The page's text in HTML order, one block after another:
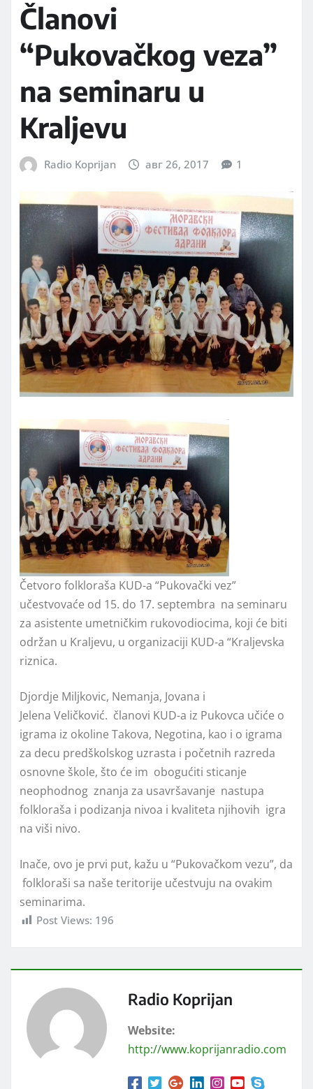
Članovi
“Pukovačkog veza”
na seminaru u
Kraljevu
Radio Koprijan авг 26, 2017 1
Četvoro folkloraša KUD-a “Pukovački vez”
učestvovaće od 15. do 17. septembra na seminaru
za asistente umetničkim rukovodiocima, koji će biti
održan u Kraljevu, u organizaciji KUD-a “Kraljevska
riznica.
Djordje Miljkovic, Nemanja, Jovana i
Jelena Veličković. članovi KUD-a iz Pukovca učiće o
igrama iz okoline Takova, Negotina, kao i o igrama
za decu predškolskog uzrasta i početnih razreda
osnovne škole, što će im obogućiti sticanje
neophodnog znanja za usavršavanje nastupa
folkloraša i podizanja nivoa i kvaliteta njihovih igra
na viši nivo.
Inače, ovo je prvi put, kažu u “Pukovačkom vezu”, da
folkloraši sa naše teritorije učestvuju na ovakim
seminarima.
Post Views: 196
Radio Koprijan
Website:
http://www.koprijanradio.com